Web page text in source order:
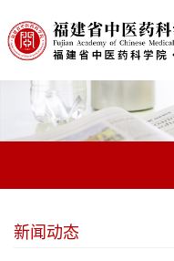
新闻动态